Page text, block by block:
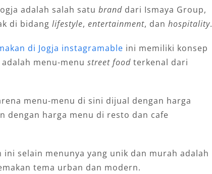
adalah salah satu branddari Ismaya Group,
di bidang lifestyle, entertainment, dan hospitality.
di Jogja instagramable ini memiliki konsep
menu-menu street foodterkenal dari
menu-menu di sini dijual dengan harga
dengan harga menu di resto dan cafe
selain menunya yang unik dan murah adalah
tema urban dan modern.